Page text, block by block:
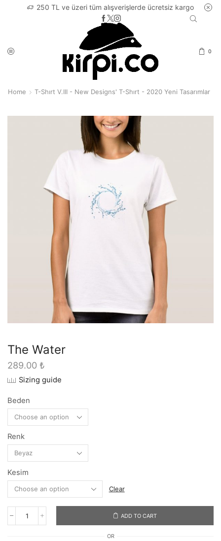
250 TL ve üzeri tüm alışverişlerde ücretsiz kargo
0
Home T-Shırt V.III - New Designs' T-Shırt - 2020 Yeni Tasarımlar
The Water
289.00 ₺
Sizing guide
Beden
Renk
Kesim
Clear
The
ADD TO CART
OR